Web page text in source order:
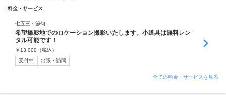
料金・サービス
七五三・節句
希望撮影地でのロケーション撮影いたします。小道具は無料レン
タル可能です！
￥ 13,000 （税込）
受付中
出張・訪問
全ての料金・サービスを見る